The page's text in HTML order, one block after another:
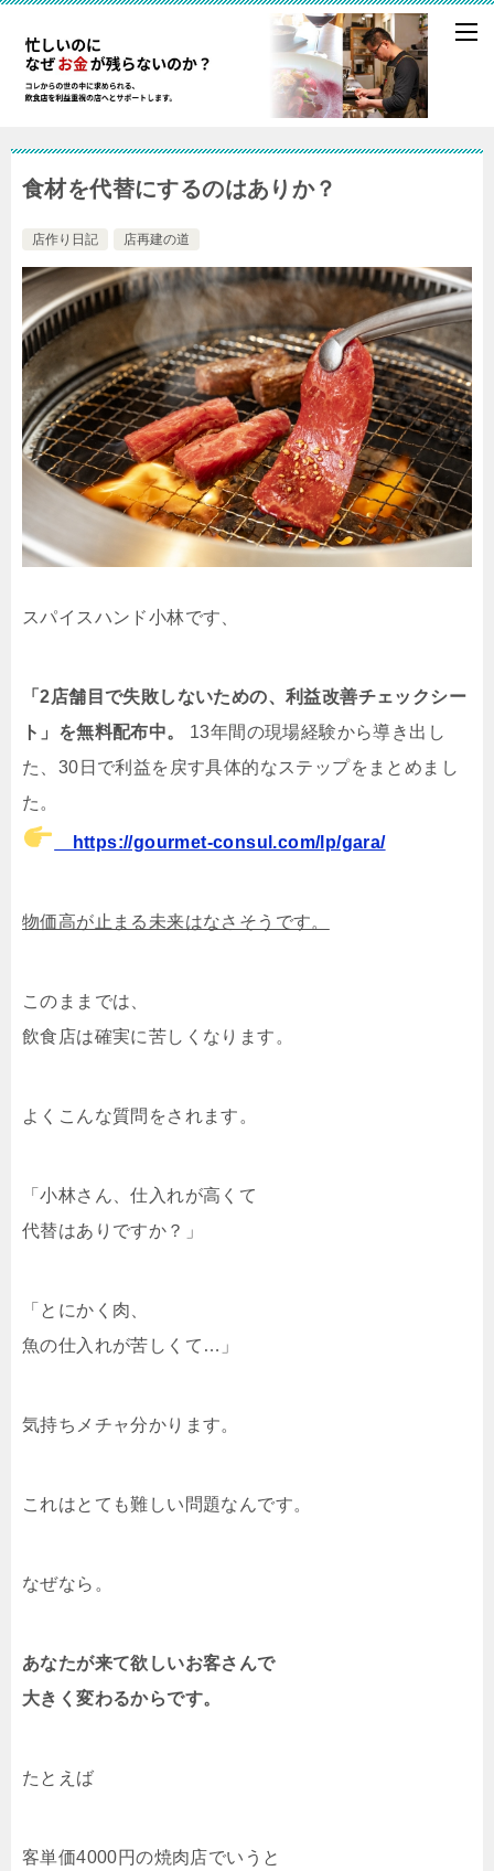
食材を代替にするのはありか？
店作り日記 店再建の道
スパイスハンド小林です、
「2店舗目で失敗しないための、利益改善チェックシー
ト」を無料配布中。
13年間の現場経験から導き出し
た、30日で利益を戻す具体的なステップをまとめまし
た。
https://gourmet-consul.com/lp/gara/
物価高が止まる未来はなさそうです。
このままでは、
飲食店は確実に苦しくなります。
よくこんな質問をされます。
「小林さん、仕入れが高くて
代替はありですか？」
「とにかく肉、
魚の仕入れが苦しくて…」
気持ちメチャ分かります。
これはとても難しい問題なんです。
なぜなら。
あなたが来て欲しいお客さんで
大きく変わるからです。
たとえば
客単価4000円の焼肉店でいうと